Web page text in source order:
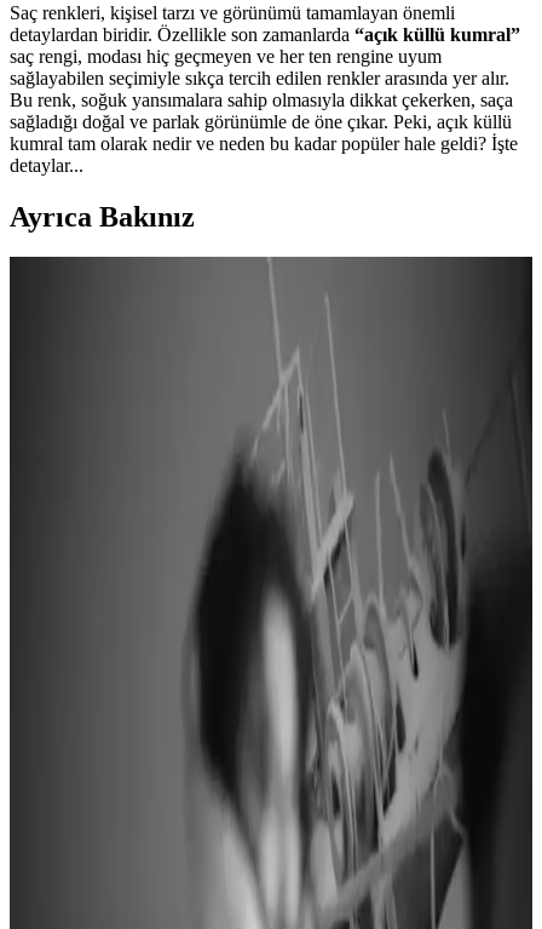
Saç renkleri, kişisel tarzı ve görünümü tamamlayan önemli
detaylardan biridir. Özellikle son zamanlarda “açık küllü kumral”
saç rengi, modası hiç geçmeyen ve her ten rengine uyum
sağlayabilen seçimiyle sıkça tercih edilen renkler arasında yer alır.
Bu renk, soğuk yansımalara sahip olmasıyla dikkat çekerken, saça
sağladığı doğal ve parlak görünümle de öne çıkar. Peki, açık küllü
kumral tam olarak nedir ve neden bu kadar popüler hale geldi? İşte
detaylar...
Ayrıca Bakınız
Maxx Deluxe 0.02 Titanyum Gri Saç Boyama ve
Maxx Deluxe 0.02 Titanyum Gri Set Boya, yüksek kapatıcılık ve
bakım özellikleriyle saçlara parlaklık ve sağlık kazandırır, doğal ve
Saç Rengi Güvenliği ve Kalıcı Olmayan Çözüm
Yöntemleri Hakkında Bilgiler
Saç rengini değiştirirken sağlık ve güvenliği ön planda tutmak için
doğal ve kalıcı olmayan çözümler ile kimyasal içermeyen ürünlerin
Kozmetik Dünyasında Çekici Saç Renkleri ve
Saç renkleri, kozmetik dünyasında kişisel ifadeyi ve estetiği yansıtan
önemli unsurlardır. Trendler ve bakım ürünleriyle uyum sağlayarak
İnce Telli Saçlarda Doğru Uzunluk ve Renk
Seçimiyle Görünümünüzü Yenileyin
İnce telli saçlarda doğru uzunluk ve renk seçimi, hacim ve estetik
görünüm sağlar. Kısa katlı kesimler ve açık sarı ile kahverengi
tonları, yüz hatlarını dengeleyerek doğal güzelliği ön plana çıkarır.